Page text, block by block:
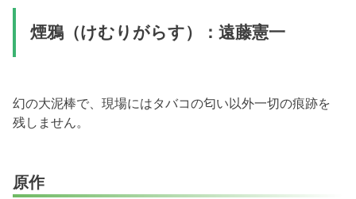
煙鴉（けむりがらす）：遠藤憲一
幻の大泥棒で、現場にはタバコの匂い以外一切の痕跡を
残しません。
原作